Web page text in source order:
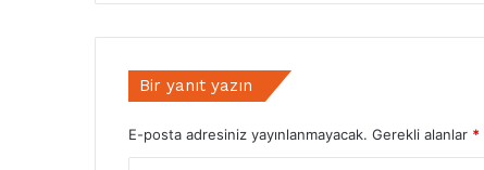
Bir yanıt yazın
E-posta adresiniz yayınlanmayacak. Gerekli alanlar *